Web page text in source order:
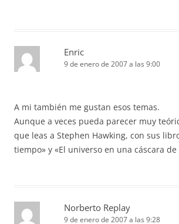
Enric
9 de enero de 2007 a las 9:00
A mi también me gustan esos temas.
Aunque a veces pueda parecer muy
que leas a Stephen Hawking, con sus
tiempo» y «El universo en una cáscara de
Norberto Replay
9 de enero de 2007 a las 9:28